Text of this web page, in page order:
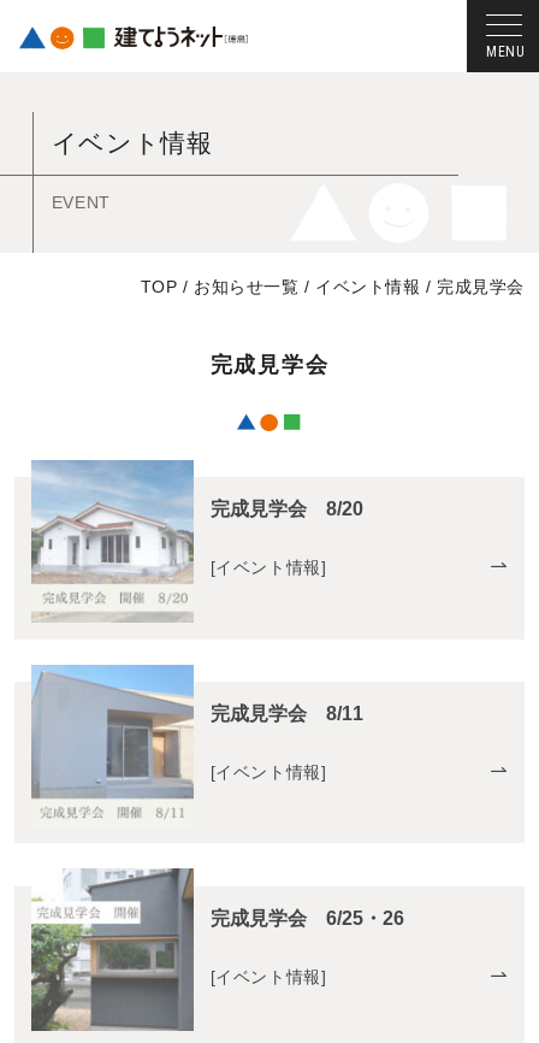
ン
イベント情報
EVENT
TOP / お知らせ一覧 / イベント情報 / 完成見学会
完成見学会
完成見学会 8/20
[イベント情報]
完成見学会 8/11
[イベント情報]
完成見学会 6/25・26
[イベント情報]